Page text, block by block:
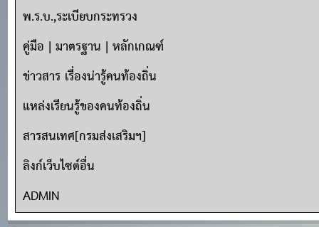
พ.ร.บ.,ระเบียบกระทรวง
คู่มือ | มาตรฐาน | หลักเกณฑ์
ข่าวสาร เรื่องน่ารู้คนท้องถิ่น
แหล่งเรียนรู้ของคนท้องถิ่น
สารสนเทศ[กรมส่งเสริมฯ]
ลิงก์เว็บไซต์อื่น
ADMIN